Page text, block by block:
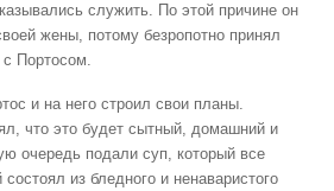
служить. По этой причине он
жены, потому безропотно принял
Портосом.
и на него строил свои планы.
что это будет сытный, домашний и
очередь подали суп, который все
из бледного и ненаваристого